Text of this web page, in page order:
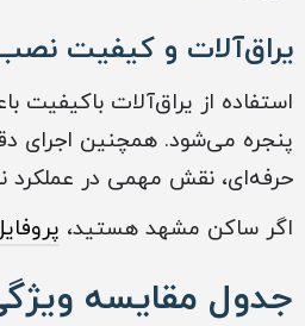
یراق‌آلات و کیفیت
استفاده از یراق‌آلات باکیفیت
پنجره می‌شود. همچنین اجرای
حرفه‌ای، نقش مهمی در عملکرد
اگر ساکن مشهد هستید،
جدول مقایسه